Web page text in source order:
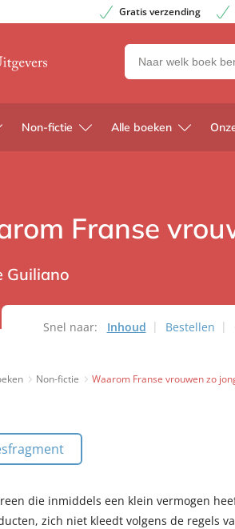
Gratis verzending
Zoeken
naar
en
uitgevers
Non-fictie Alle boeken
Franse
Guiliano
Snel naar: Inhoud Bestellen
Non-fictie Waarom Franse vrouwen zo
die inmiddels een klein vermogen
zich niet kleedt volgens de regels